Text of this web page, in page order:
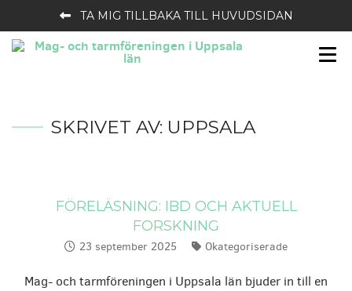
TA MIG TILLBAKA TILL HUVUDSIDAN
SKRIVET AV: UPPSALA
FÖRELÄSNING: IBD OCH AKTUELL
FORSKNING
Publicerat:
23 september 2025 Kategorier:
Okategoriserade
Mag- och tarmföreningen i Uppsala län bjuder in till en